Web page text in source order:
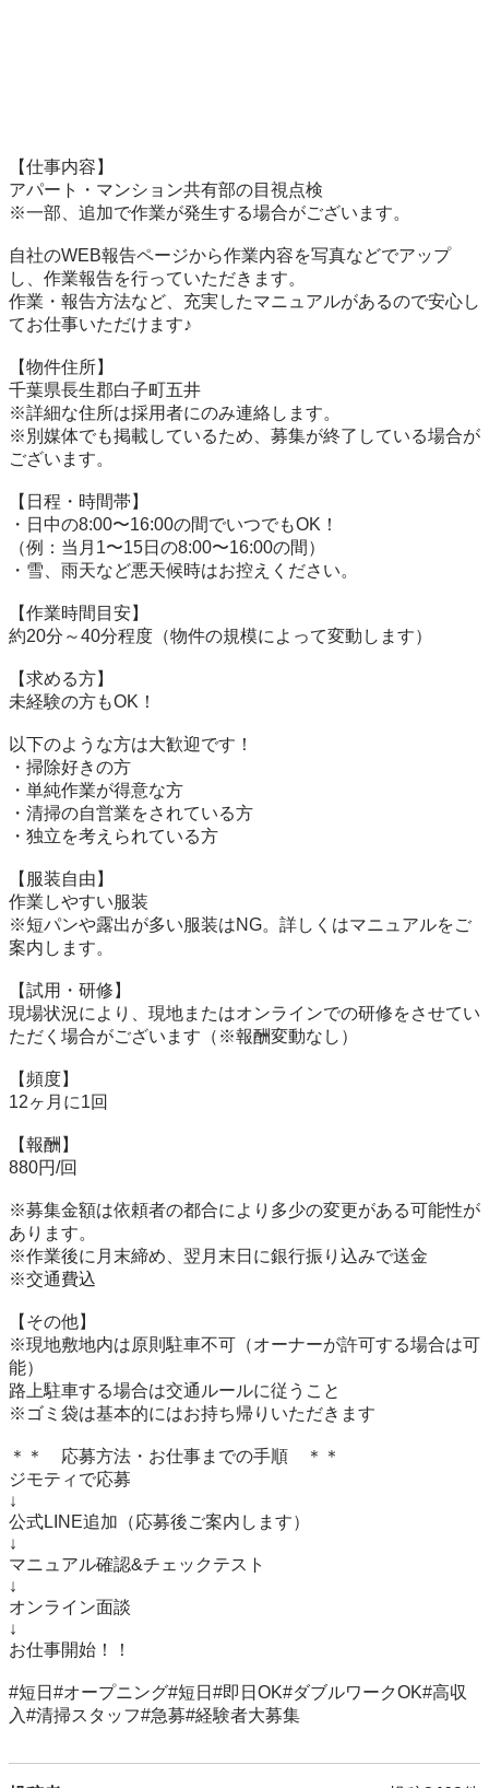
【仕事内容】
アパート・マンション共有部の目視点検
※一部、追加で作業が発生する場合がございます。
自社のWEB報告ページから作業内容を写真などでアップ
し、作業報告を行っていただきます。
作業・報告方法など、充実したマニュアルがあるので安心し
てお仕事いただけます♪
【物件住所】
千葉県長生郡白子町五井
※詳細な住所は採用者にのみ連絡します。
※別媒体でも掲載しているため、募集が終了している場合が
ございます。
【日程・時間帯】
・日中の8:00〜16:00の間でいつでもOK！
（例：当月1〜15日の8:00〜16:00の間）
・雪、雨天など悪天候時はお控えください。
【作業時間目安】
約20分～40分程度（物件の規模によって変動します）
【求める方】
未経験の方もOK！
以下のような方は大歓迎です！
・掃除好きの方
・単純作業が得意な方
・清掃の自営業をされている方
・独立を考えられている方
【服装自由】
作業しやすい服装
※短パンや露出が多い服装はNG。詳しくはマニュアルをご
案内します。
【試用・研修】
現場状況により、現地またはオンラインでの研修をさせてい
ただく場合がございます（※報酬変動なし）
【頻度】
12ヶ月に1回
【報酬】
880円/回
※募集金額は依頼者の都合により多少の変更がある可能性が
あります。
※作業後に月末締め、翌月末日に銀行振り込みで送金
※交通費込
【その他】
※現地敷地内は原則駐車不可（オーナーが許可する場合は可
能）
路上駐車する場合は交通ルールに従うこと
※ゴミ袋は基本的にはお持ち帰りいただきます
＊＊　応募方法・お仕事までの手順　＊＊
ジモティで応募
↓
公式LINE追加（応募後ご案内します）
↓
マニュアル確認&チェックテスト
↓
オンライン面談
↓
お仕事開始！！
#短日#オープニング#短日#即日OK#ダブルワークOK#高収
入#清掃スタッフ#急募#経験者大募集